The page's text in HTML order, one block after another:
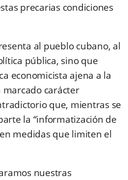
precarias condiciones
al pueblo cubano, al
pública, sino que
economicista ajena a la
marcado carácter
que, mientras se
la “informatización de
medidas que limiten el
nuestras